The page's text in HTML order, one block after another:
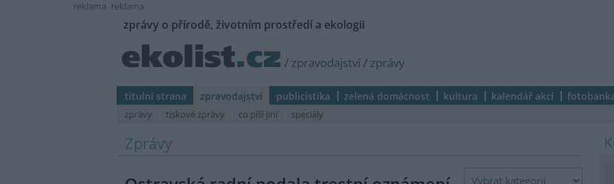
reklama reklama
zprávy o přírodě, životním prostředí a ekologii
/ zpravodajství/ zprávy
titulní strana zpravodajství publicistika zelená domácnost kultura kalendář akcí
zprávy tiskové zprávy co píší jiní speciály
Zprávy